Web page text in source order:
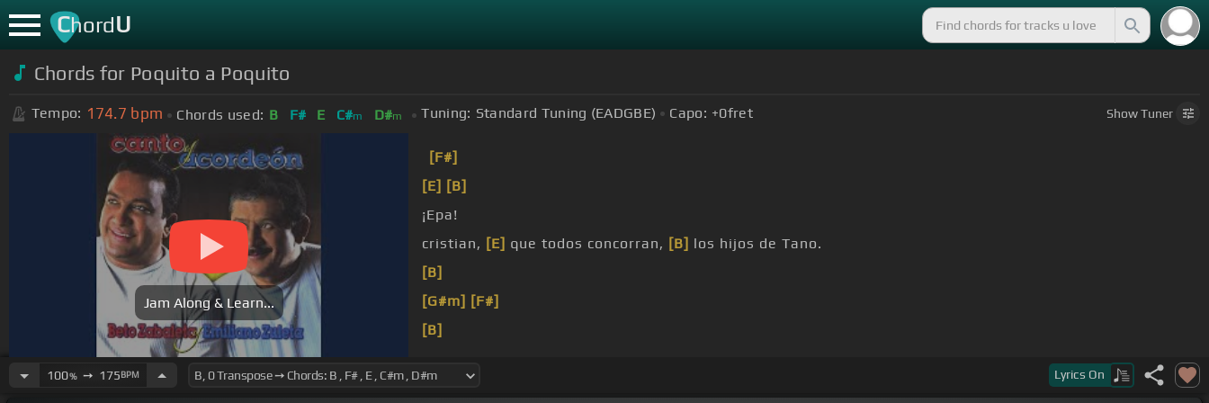
ChordU
Chords for Poquito a Poquito
Tempo: 174.7 bpm Chords used: B F# E C#m D#m Tuning: Standard Tuning (EADGBE) Capo: +0fret ShowTuner
Jam Along & Learn...
[F#]
[E] [B]
¡Epa!
cristian, [E] que todos concorran, [B] los hijos de Tano.
[B]
[G#m] [F#]
[B]
100%➙ 175BPM Lyrics On